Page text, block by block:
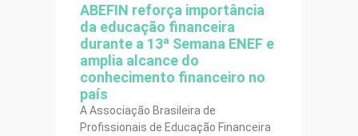
ABEFIN reforça importância
da educação financeira
durante a 13ª Semana ENEF e
amplia alcance do
conhecimento financeiro no
país
A Associação Brasileira de
Profissionais de Educação Financeira